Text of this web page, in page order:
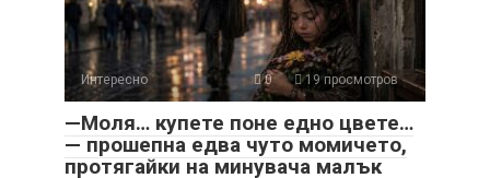
Интересно 0 19 просмотров
—Моля… купете поне едно цвете…
— прошепна едва чуто момичето,
протягайки на минувача малък